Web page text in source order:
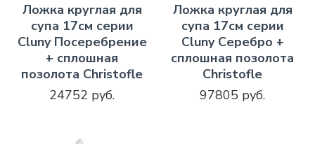
Ложка круглая для
супа 17см серии
Cluny Посеребрение
+ сплошная
позолота Christofle
24752 руб.
Ложка круглая для
супа 17см серии
Cluny Серебро +
сплошная позолота
Christofle
97805 руб.